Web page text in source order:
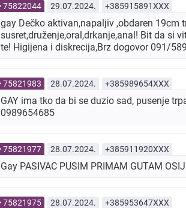
75822044 29.07.2024. +385915891XXX
gay Dečko aktivan,napaljiv ,obdaren 19cm
susret,druženje,oral,drkanje,anal! Bit da si
te! Higijena i diskrecija,Brz dogovor 091/
75821983 28.07.2024. +385989654XXX
GAY ima tko da bi se duzio sad, pusenje
0989654685
75821977 28.07.2024. +385911920XXX
Gay PASIVAC PUSIM PRIMAM GUTAM
75821975 28.07.2024. +385953647XXX